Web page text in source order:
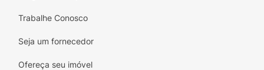
Trabalhe Conosco
Seja um fornecedor
Ofereça seu imóvel